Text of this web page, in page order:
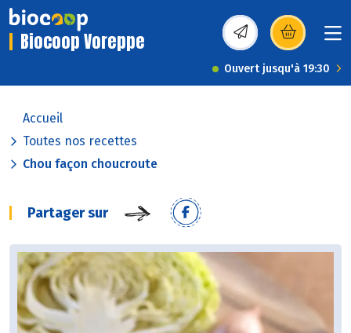
Biocoop Voreppe (s’ouvre dans une
Ouvert jusqu'à 19:30
Accueil
Toutes nos recettes
Chou façon choucroute
Partager sur